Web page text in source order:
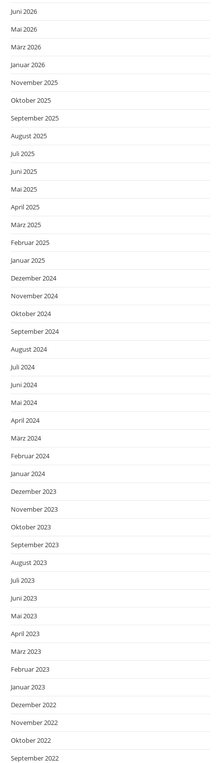
Juni 2026
Mai 2026
März 2026
Januar 2026
November 2025
Oktober 2025
September 2025
August 2025
Juli 2025
Juni 2025
Mai 2025
April 2025
März 2025
Februar 2025
Januar 2025
Dezember 2024
November 2024
Oktober 2024
September 2024
August 2024
Juli 2024
Juni 2024
Mai 2024
April 2024
März 2024
Februar 2024
Januar 2024
Dezember 2023
November 2023
Oktober 2023
September 2023
August 2023
Juli 2023
Juni 2023
Mai 2023
April 2023
März 2023
Februar 2023
Januar 2023
Dezember 2022
November 2022
Oktober 2022
September 2022